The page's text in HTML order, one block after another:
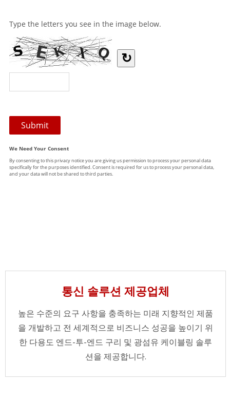
통신 솔루션 제공업체
높은 수준의 요구 사항을 충족하는 미래 지향적인 제품
을 개발하고 전 세계적으로 비즈니스 성공을 높이기 위
한 다용도 엔드-투-엔드 구리 및 광섬유 케이블링 솔루
션을 제공합니다.